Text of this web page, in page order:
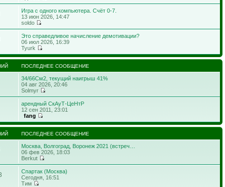
Игра с одного компьютера. Счёт 0-7.
13 июн 2026, 14:47
soldo
Это справедливое начисление демотивации?
06 июл 2026, 16:39
Tyurk
ПОСЛЕДНЕЕ СООБЩЕНИЕ
34/66См2, текущий наигрыш 41%
04 авг 2026, 20:46
Solmyr
арендный СкАуТ-ЦеНтР
12 сен 2011, 23:01
fang
ПОСЛЕДНЕЕ СООБЩЕНИЕ
Москва, Волгоград, Воронеж 2021 (встреч…
06 фев 2026, 18:03
Berkut
Спартак (Москва)
Сегодня, 16:51
Тим